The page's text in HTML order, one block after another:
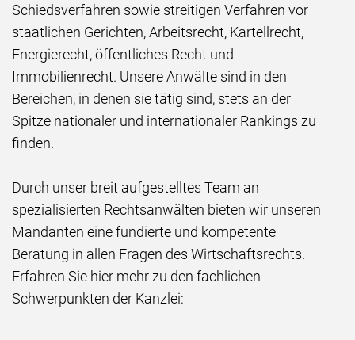
Schiedsverfahren sowie streitigen Verfahren vor
staatlichen Gerichten, Arbeitsrecht, Kartellrecht,
Energierecht, öffentliches Recht und
Immobilienrecht. Unsere Anwälte sind in den
Bereichen, in denen sie tätig sind, stets an der
Spitze nationaler und internationaler Rankings zu
finden.
Durch unser breit aufgestelltes Team an
spezialisierten Rechtsanwälten bieten wir unseren
Mandanten eine fundierte und kompetente
Beratung in allen Fragen des Wirtschaftsrechts.
Erfahren Sie hier mehr zu den fachlichen
Schwerpunkten der Kanzlei: